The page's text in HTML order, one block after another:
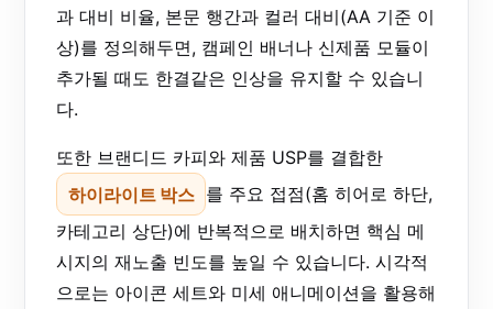
과 대비 비율, 본문 행간과 컬러 대비(AA 기준 이
상)를 정의해두면, 캠페인 배너나 신제품 모듈이
추가될 때도 한결같은 인상을 유지할 수 있습니
다.
또한 브랜디드 카피와 제품 USP를 결합한
하이라이트 박스 를 주요 접점(홈 히어로 하단,
카테고리 상단)에 반복적으로 배치하면 핵심 메
시지의 재노출 빈도를 높일 수 있습니다. 시각적
으로는 아이콘 세트와 미세 애니메이션을 활용해